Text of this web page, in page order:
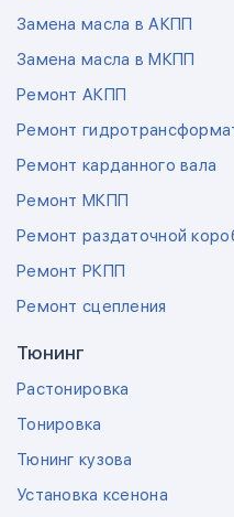
Замена масла в АКПП
Замена масла в МКПП
Ремонт АКПП
Ремонт
Ремонт карданного вала
Ремонт МКПП
Ремонт раздаточной
Ремонт РКПП
Ремонт сцепления
Тюнинг
Растонировка
Тонировка
Тюнинг кузова
Установка ксенона